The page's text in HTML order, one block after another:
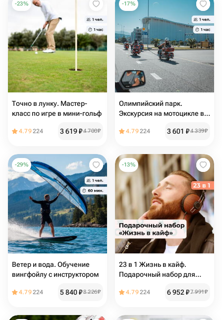
-23%
Точно в лунку. Мастер-
класс по игре в мини-гольф
4.79224 3 619₽4 700₽
-17%
Олимпийский парк.
Экскурсия на мотоцикле в
4.79224 3 601 ₽4 339₽
-29%
Ветер и вода. Обучение
вингфойлу с инструктором
4.79224 5 840₽8 226₽
-13%
23 в 1 Жизнь в кайф.
Подарочный набор для
4.79224 6 952₽7 991₽